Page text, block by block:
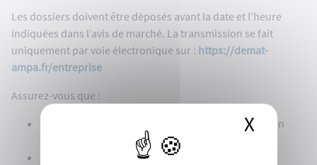
X
Les dossiers doivent être déposés avant la date et l’heure
indiquées dans l’avis de marché. La transmission se fait
uniquement par voie électronique sur : https://demat-
ampa.fr/entreprise
Assurez-vous que :
Tous les documents demandés dans le RC sont bien
fournis et signés,
Les informations financières sont cohérentes,